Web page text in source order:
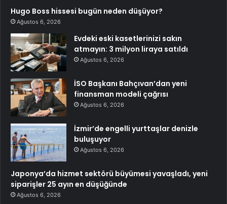
Hugo Boss hissesi bugün neden düşüyor?
Ağustos 6, 2026
Evdeki eski kasetlerinizi sakın
atmayın: 3 milyon liraya satıldı
Ağustos 6, 2026
İSO Başkanı Bahçıvan’dan yeni
finansman modeli çağrısı
Ağustos 6, 2026
İzmir’de engelli yurttaşlar denizle
buluşuyor
Ağustos 6, 2026
Japonya’da hizmet sektörü büyümesi yavaşladı, yeni
siparişler 25 ayın en düşüğünde
Ağustos 6, 2026